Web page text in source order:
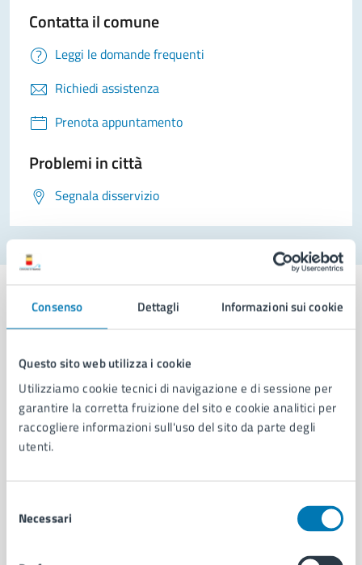
Consenso Dettagli Informazioni sui cookie
Questo sito web utilizza i cookie
Utilizziamo cookie tecnici di navigazione e di sessione per
garantire la corretta fruizione del sito e cookie analitici per
raccogliere informazioni sull'uso del sito da parte degli
utenti.
delNecessari
Contatta il comune
Leggi le domande frequenti
Richiedi assistenza
Prenota appuntamento
Problemi in città
Segnala disservizio
Comune di Napoli
AMMINISTRAZIONE
Aree amministrative
Organi di governo
Politici